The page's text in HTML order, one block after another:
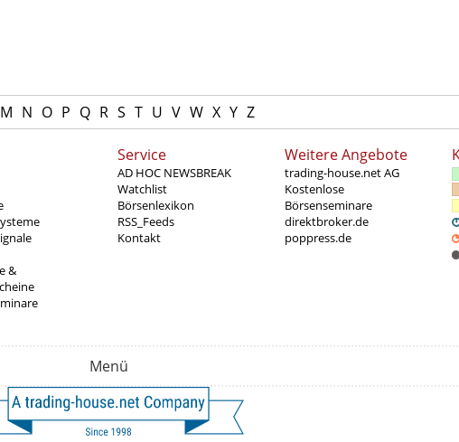
M N O P Q R S T U V W X Y Z
&
Service
AD HOC NEWSBREAK
Watchlist
Börsenlexikon
RSS_Feeds
Kontakt
Weitere Angebote
trading-house.net AG
Kostenlose
Börsenseminare
direktbroker.de
poppress.de
Menü